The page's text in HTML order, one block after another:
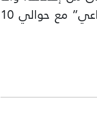
الآن “يمثل 62.5% من حصة سوق أدوات الذكاء الاصطناعي” مع حوالي 10